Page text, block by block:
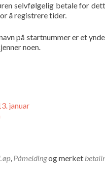
selvfølgelig betale for
å registrere tider.
på startnummer er et
noen.
januar
, Påmeldingog merket